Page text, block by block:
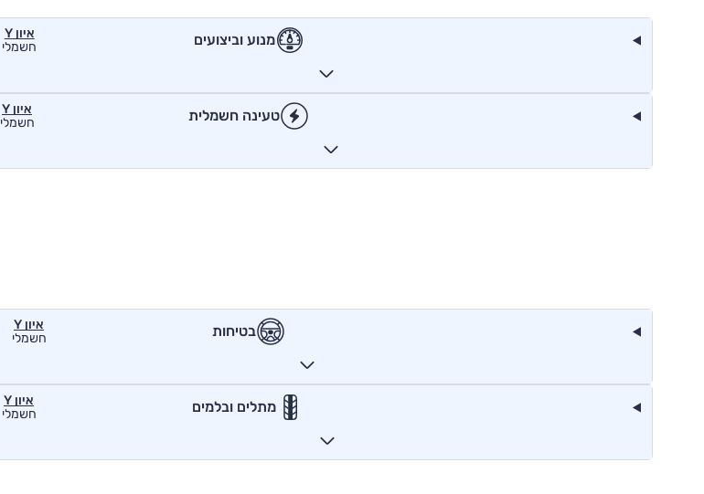
מנוע וביצועים
איון Y
חשמלי
טעינה חשמלית
איון Y
חשמלי
בטיחות
איון Y
חשמלי
מתלים ובלמים
איון Y
חשמלי